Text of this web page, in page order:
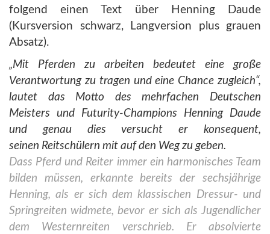
folgend einen Text über Henning Daude
(Kursversion schwarz, Langversion plus grauen
Absatz).
„Mit Pferden zu arbeiten bedeutet eine große
Verantwortung zu tragen und eine Chance zugleich“,
lautet das Motto desmehrfachen Deutschen
Meisters und Futurity-Champions Henning Daude
und genau dies versucht er konsequent,
seinen Reitschülern mit auf den Weg zu geben.
Dass Pferd und Reiter immer ein harmonisches Team
bilden müssen, erkannte bereits der sechsjährige
Henning, als er sichdem klassischen Dressur- und
Springreiten widmete, bevor er sich als Jugendlicher
dem Westernreiten verschrieb. Er absolvierte